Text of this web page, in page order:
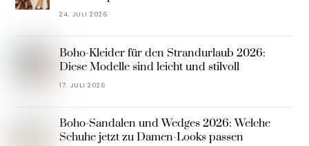
24. JULI 2026
Boho-Kleider für den Strandurlaub 2026:
Diese Modelle sind leicht und stilvoll
17. JULI 2026
Boho-Sandalen und Wedges 2026: Welche
Schuhe jetzt zu Damen-Looks passen